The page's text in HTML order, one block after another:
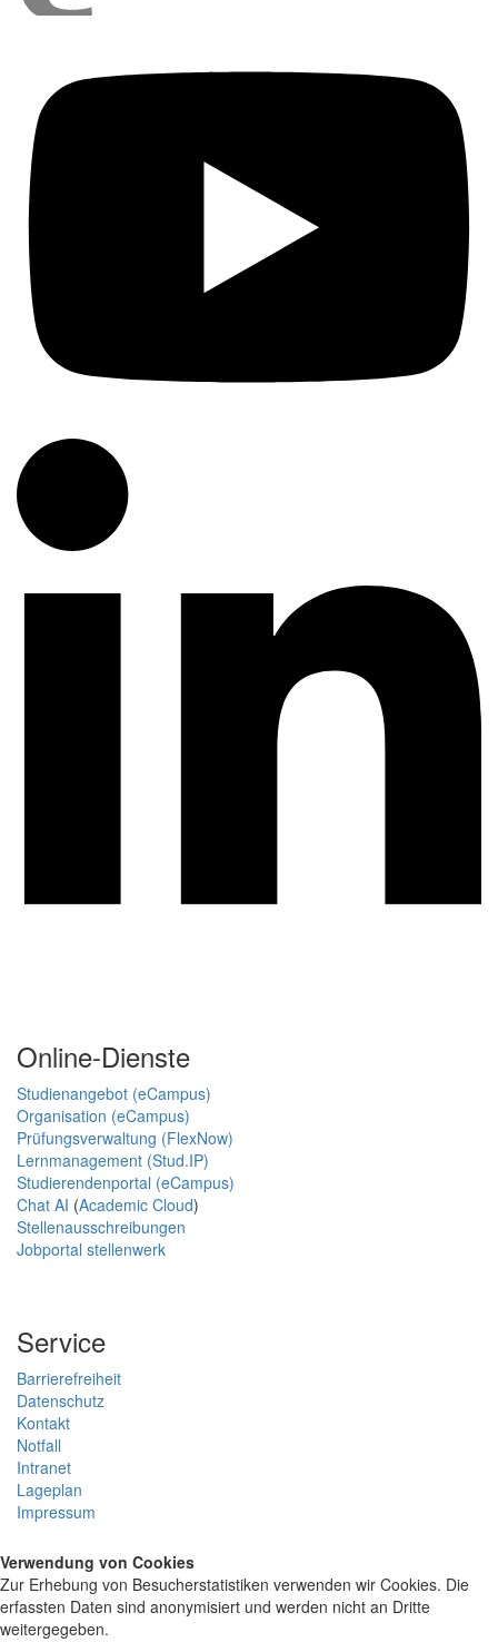
Online-Dienste
Studienangebot (eCampus)
Organisation (eCampus)
Prüfungsverwaltung (FlexNow)
Lernmanagement (Stud.IP)
Studierendenportal (eCampus)
Chat AI (Academic Cloud)
Stellenausschreibungen
Jobportal stellenwerk
Service
Barrierefreiheit
Datenschutz
Kontakt
Notfall
Intranet
Lageplan
Impressum
Verwendung von Cookies
Zur Erhebung von Besucherstatistiken verwenden wir Cookies. Die
erfassten Daten sind anonymisiert und werden nicht an Dritte
weitergegeben.